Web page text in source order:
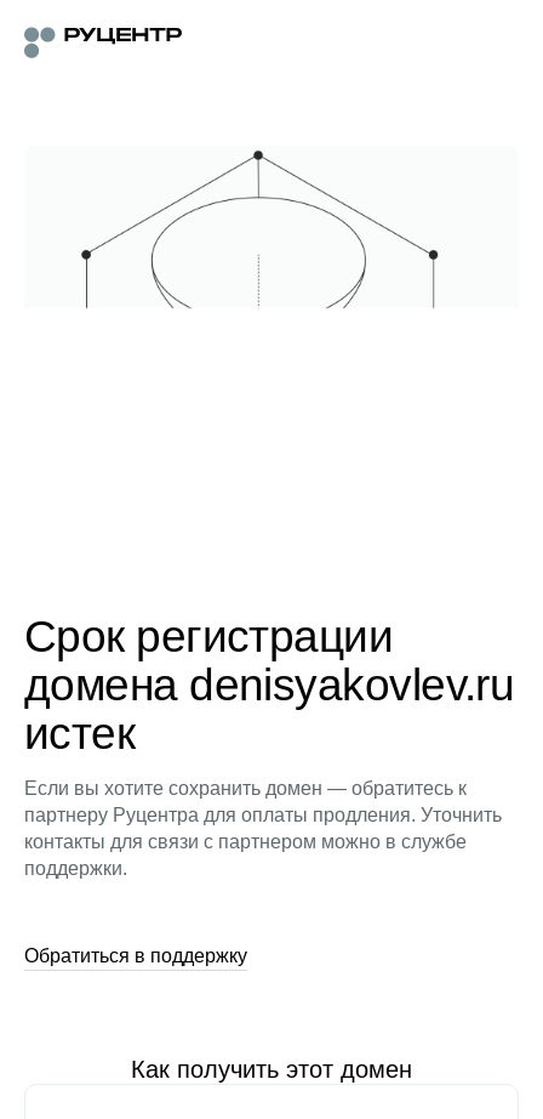
Срок регистрации
домена denisyakovlev.ru
истек
Если вы хотите сохранить домен — обратитесь к
партнеру Руцентра для оплаты продления. Уточнить
контакты для связи с партнером можно в службе
поддержки.
Обратиться в поддержку
Как получить этот домен